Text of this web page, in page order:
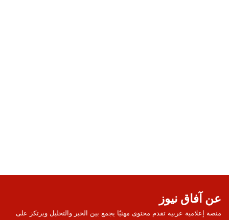
عن آفاق نيوز
منصة إعلامية عربية تقدم محتوى مهنيًا يجمع بين الخبر والتحليل ويرتكز على